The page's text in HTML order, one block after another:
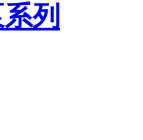
列